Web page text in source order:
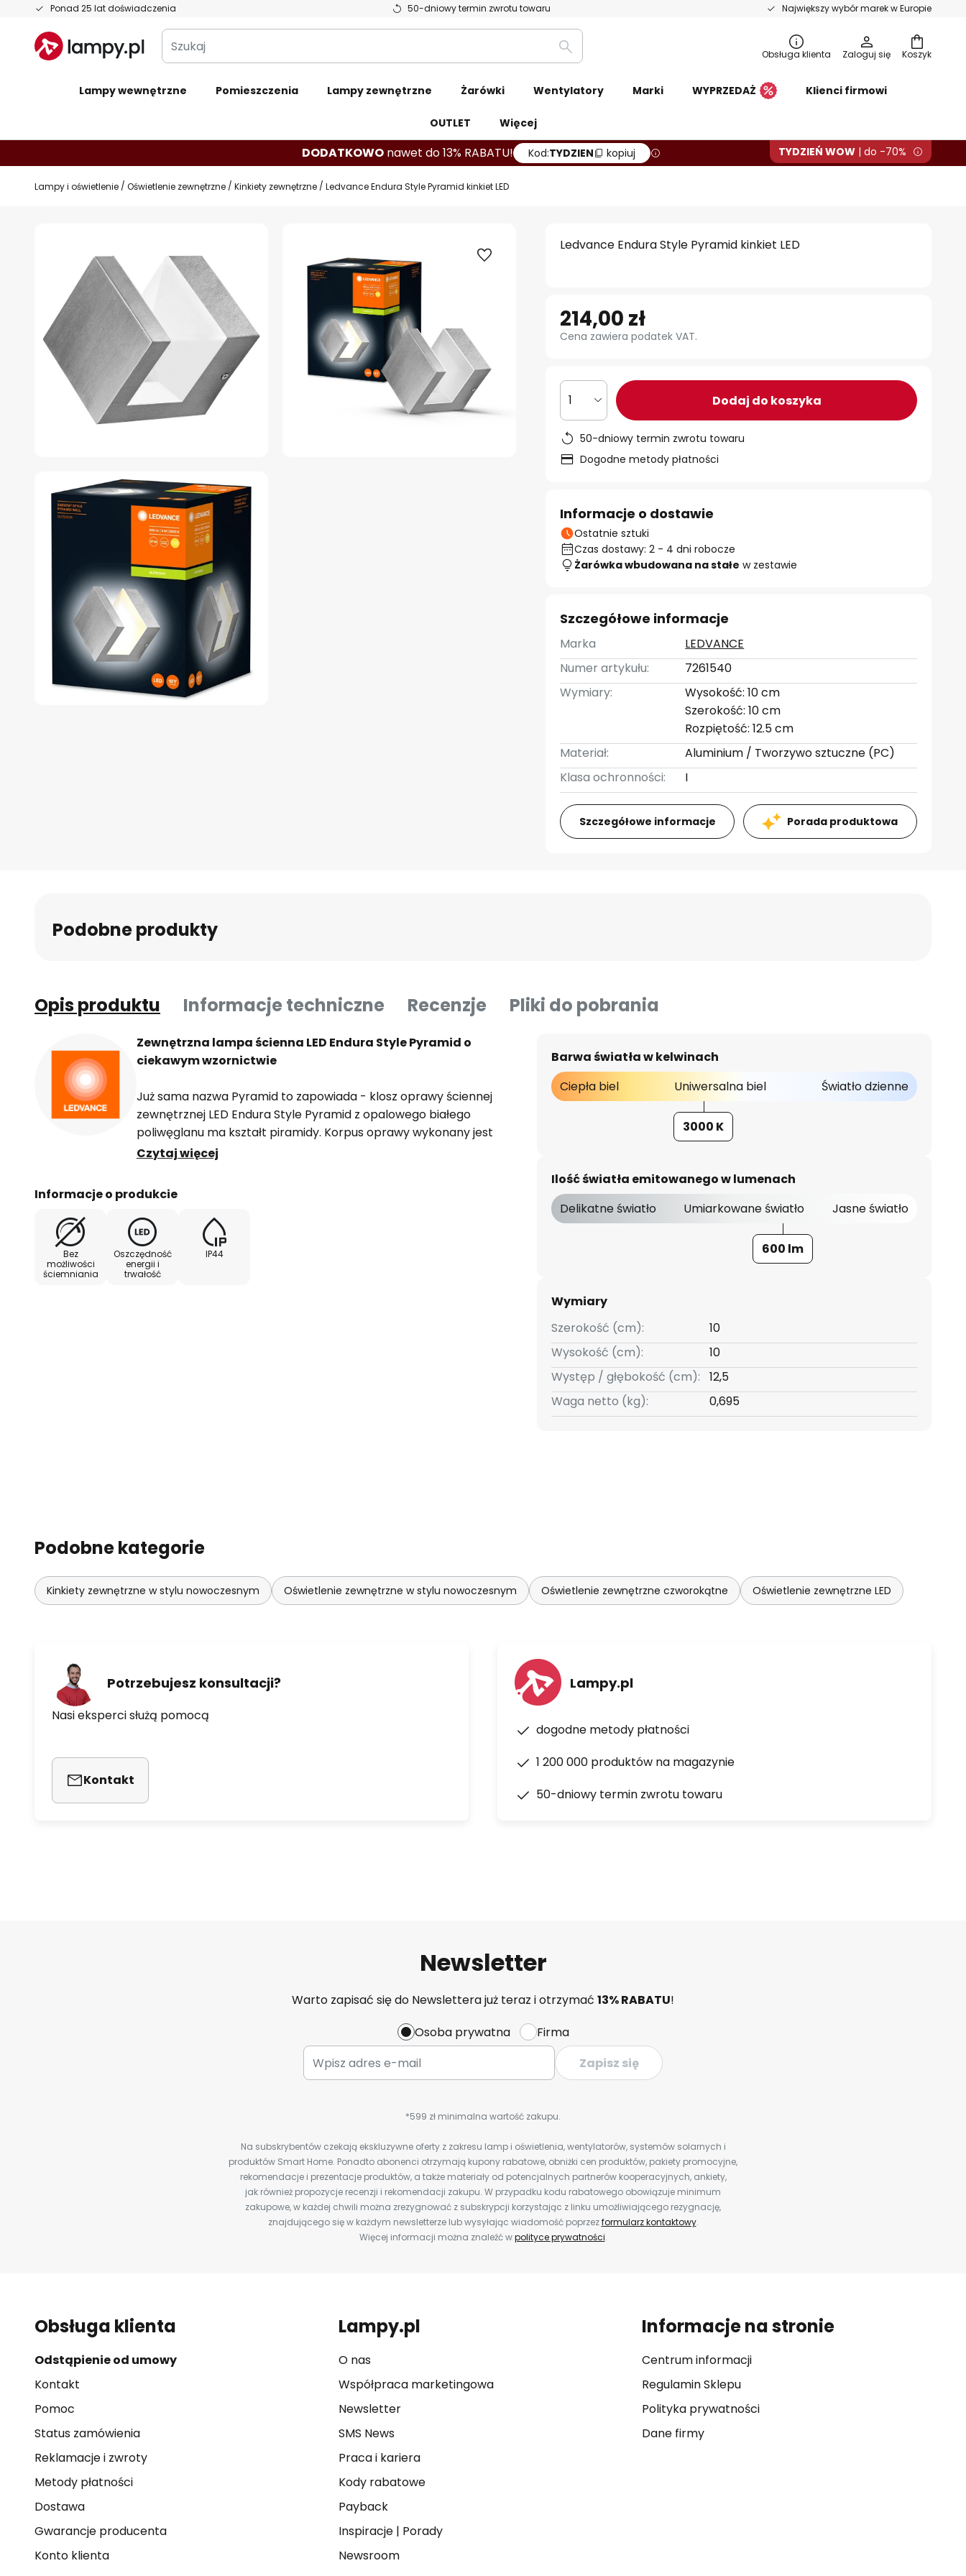
Ponad 25 lat doświadczenia 50-dniowy termin zwrotu towaru Największy wybór marek w Europie
Przejdź
treści
Koszyk
Szukaj
Szukaj
Obsługa klienta Zaloguj się
Lampy wewnętrzne Pomieszczenia Lampy zewnętrzne Żarówki Wentylatory Marki WYPRZEDAŻ Klienci firmowi
OUTLET Więcej
DODATKOWO nawet do 13% RABATU! Kod:TYDZIEN kopiuj TYDZIEŃ WOW | do -70%
Lampy i oświetlenie Oświetlenie zewnętrzne Kinkiety zewnętrzne Ledvance Endura Style Pyramid kinkiet LED
Ledvance Endura Style Pyramid kinkiet LED
214,00 zł
Cena zawiera podatek VAT.
1 Dodaj do koszyka
50-dniowy termin zwrotu towaru
Dogodne metody płatności
Informacje o dostawie
Ostatnie sztuki
Czas dostawy: 2 - 4 dni robocze
Żarówka wbudowana na stałe w zestawie
Szczegółowe informacje
Marka
LEDVANCE
Numer artykułu:
7261540
Wymiary:
Wysokość: 10 cm
Szerokość: 10 cm
Rozpiętość: 12.5 cm
Materiał:
Aluminium / Tworzywo sztuczne (PC)
Klasa ochronności:
I
Szczegółowe informacje Porada produktowa
Podobne produkty
Opis produktu Informacje techniczne Recenzje Pliki do pobrania
Zewnętrzna lampa ścienna LED Endura Style Pyramid o
ciekawym wzornictwie
Już sama nazwa Pyramid to zapowiada - klosz oprawy ściennej
zewnętrznej LED Endura Style Pyramid z opalowego białego
poliwęglanu ma kształt piramidy. Korpus oprawy wykonany jest
ze stali nierdzewnej. W połączeniu z kanciastymi kształtami
ciekawym, a przy tym energooszczędnym i przyjemnym
Czytaj więcej
Informacje o produkcie
Bez
możliwości
ściemniania
Oszczędność
energii i
trwałość
IP44
Barwa światła w kelwinach
Ciepła biel
Uniwersalna biel Światło dzienne
3000 K
Ilość światła emitowanego w lumenach
Delikatne światło
Umiarkowane światło Jasne światło
600 lm
Wymiary
Szerokość (cm):
10
Wysokość (cm):
10
Występ / głębokość (cm):
12,5
Waga netto (kg):
0,695
Podobne kategorie
Kinkiety zewnętrzne w stylu nowoczesnym Oświetlenie zewnętrzne w stylu nowoczesnym Oświetlenie zewnętrzne czworokątne Oświetlenie zewnętrzne LED
Potrzebujesz konsultacji?
Nasi eksperci służą pomocą
Kontakt
Lampy.pl
dogodne metody płatności
1 200 000 produktów na magazynie
50-dniowy termin zwrotu towaru
Newsletter
Warto zapisać się do Newslettera już teraz i otrzymać 13% RABATU!
Osoba prywatna
Firma
Zapisz się
*599 zł minimalna wartość zakupu.
Na subskrybentów czekają ekskluzywne oferty z zakresu lamp i oświetlenia, wentylatorów, systemów solarnych i
produktów Smart Home. Ponadto abonenci otrzymają kupony rabatowe, obniżki cen produktów, pakiety promocyjne,
rekomendacje i prezentacje produktów, a także materiały od potencjalnych partnerów kooperacyjnych, ankiety,
jak również propozycje recenzji i rekomendacji zakupu. W przypadku kodu rabatowego obowiązuje minimum
zakupowe, w każdej chwili można zrezygnować z subskrypcji korzystając z linku umożliwiającego rezygnację,
znajdującego się w każdym newsletterze lub wysyłając wiadomość poprzezformularz kontaktowy.
Więcej informacji można znaleźć wpolityce prywatności.
Obsługa klienta
Odstąpienie od umowy
Kontakt
Pomoc
Status zamówienia
Reklamacje i zwroty
Metody płatności
Dostawa
Gwarancje producenta
Konto klienta
Lampy.pl
O nas
Współpraca marketingowa
Newsletter
SMS News
Praca i kariera
Kody rabatowe
Payback
Inspiracje| Porady
Newsroom
Informacje na stronie
Centrum informacji
Regulamin Sklepu
Polityka prywatności
Dane firmy